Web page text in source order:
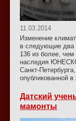
11.03.2014
Изменение
в следующие два
136 из более, чем
наследия
Санкт-
опубликованной
Датский
мамонты